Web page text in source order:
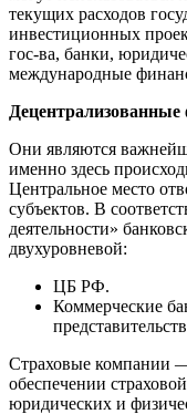
текущих расходов
инвестиционных
гос-ва, банки,
международные
Они являются
именно здесь
Центральное место
субъектов. В
деятельности»
двухуровневой:
ЦБ РФ.
Коммерческие
Страховые компании —
обеспечении
юридических и